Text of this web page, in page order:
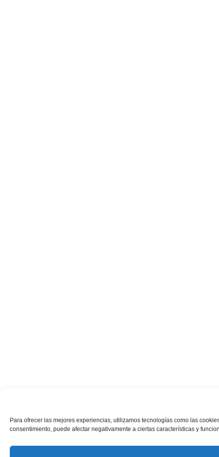
Para ofrecer las mejores experiencias, utilizamos tecnologías como las
consentimiento, puede afectar negativamente a ciertas características y